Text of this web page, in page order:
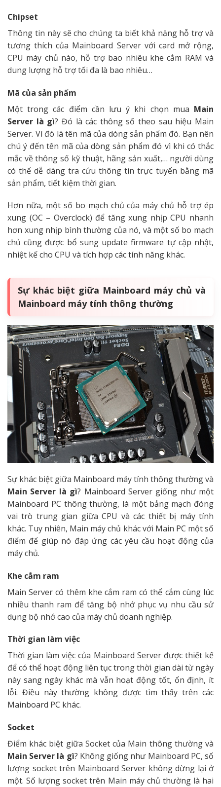
Chipset
Thông tin này sẽ cho chúng ta biết khả năng hỗ trợ và
tương thích của Mainboard Server với card mở rộng,
CPU máy chủ nào, hỗ trợ bao nhiêu khe cắm RAM và
dung lượng hỗ trợ tối đa là bao nhiêu…
Mã của sản phẩm
Một trong các điểm cần lưu ý khi chọn mua Main
Server là gì? Đó là các thông số theo sau hiệu Main
Server. Vì đó là tên mã của dòng sản phẩm đó. Bạn nên
chú ý đến tên mã của dòng sản phẩm đó vì khi có thắc
mắc về thông số kỹ thuật, hãng sản xuất,… người dùng
có thể dễ dàng tra cứu thông tin trực tuyến bằng mã
sản phẩm, tiết kiệm thời gian.
Hơn nữa, một số bo mạch chủ của máy chủ hỗ trợ ép
xung (OC – Overclock) để tăng xung nhịp CPU nhanh
hơn xung nhịp bình thường của nó, và một số bo mạch
chủ cũng được bổ sung update firmware tự cập nhật,
nhiệt kế cho CPU và tích hợp các tính năng khác.
Sự khác biệt giữa Mainboard máy chủ và
Mainboard máy tính thông thường
Sự khác biệt giữa Mainboard máy tính thông thường và
Main Server là gì? Mainboard Server giống như một
Mainboard PC thông thường, là một bảng mạch đóng
vai trò trung gian giữa CPU và các thiết bị máy tính
khác. Tuy nhiên, Main máy chủ khác với Main PC một số
điểm để giúp nó đáp ứng các yêu cầu hoạt động của
máy chủ.
Khe cắm ram
Main Server có thêm khe cắm ram có thể cắm cùng lúc
nhiều thanh ram để tăng bộ nhớ phục vụ nhu cầu sử
dụng bộ nhớ cao của máy chủ doanh nghiệp.
Thời gian làm việc
Thời gian làm việc của Mainboard Server được thiết kế
để có thể hoạt động liên tục trong thời gian dài từ ngày
này sang ngày khác mà vẫn hoạt động tốt, ổn định, ít
lỗi. Điều này thường không được tìm thấy trên các
Mainboard PC khác.
Socket
Điểm khác biệt giữa Socket của Main thông thường và
Main Server là gì? Không giống như Mainboard PC, số
lượng socket trên Mainboard Server không dừng lại ở
một. Số lượng socket trên Main máy chủ thường là hai